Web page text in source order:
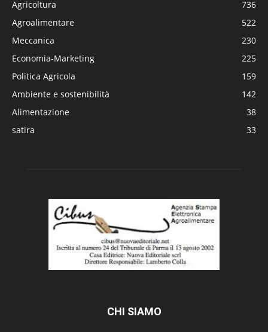
Agricoltura
736
Agroalimentare
522
Meccanica
230
Economia-Marketing
225
Politica Agricola
159
Ambiente e sostenibilità
142
Alimentazione
38
satira
33
CHI SIAMO